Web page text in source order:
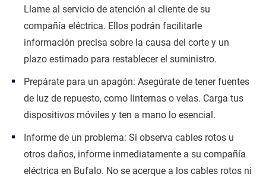
Llame al servicio de atención al cliente de su
compañía eléctrica. Ellos podrán facilitarle
información precisa sobre la causa del corte y un
plazo estimado para restablecer el suministro.
Prepárate para un apagón: Asegúrate de tener fuentes
de luz de repuesto, como linternas o velas. Carga tus
dispositivos móviles y ten a mano lo esencial.
Informe de un problema: Si observa cables rotos u
otros daños, informe inmediatamente a su compañía
eléctrica en Bufalo. No se acerque a los cables rotos ni